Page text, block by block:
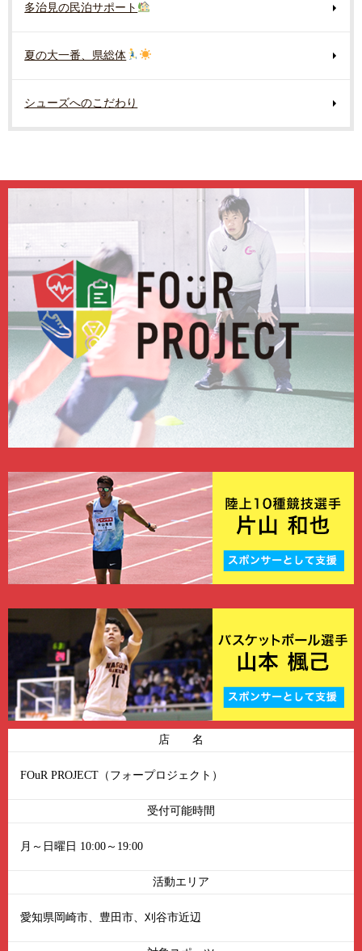
多治見の民泊サポート
夏の大一番、県総体
シューズへのこだわり
店 名
FOuR PROJECT（フォープロジェクト）
受付可能時間
月～日曜日 10:00～19:00
活動エリア
愛知県岡崎市、豊田市、刈谷市近辺